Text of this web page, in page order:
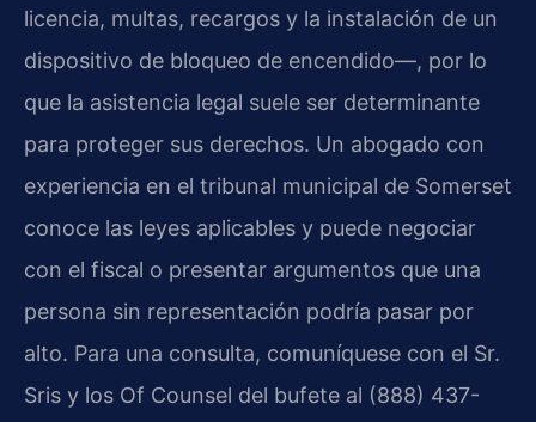
licencia, multas, recargos y la instalación de un
dispositivo de bloqueo de encendido—, por lo
que la asistencia legal suele ser determinante
para proteger sus derechos. Un abogado con
experiencia en el tribunal municipal de Somerset
conoce las leyes aplicables y puede negociar
con el fiscal o presentar argumentos que una
persona sin representación podría pasar por
alto. Para una consulta, comuníquese con el Sr.
Sris y los Of Counsel del bufete al (888) 437-